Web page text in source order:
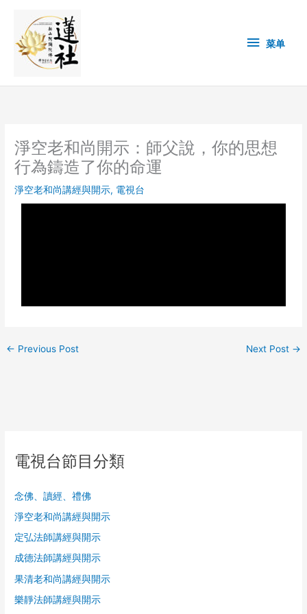
content
单 菜单
淨空老和尚開示：師父說，你的思想
行為鑄造了你的命運
淨空老和尚講經與開示, 電視台
← Previous Post Next Post →
電視台節目分類
念佛、讀經、禮佛
淨空老和尚講經與開示
定弘法師講經與開示
成德法師講經與開示
果清老和尚講經與開示
樂靜法師講經與開示